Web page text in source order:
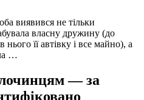
виявився не тільки
власну дружину (до
її автівку і все майно), а
…
— за